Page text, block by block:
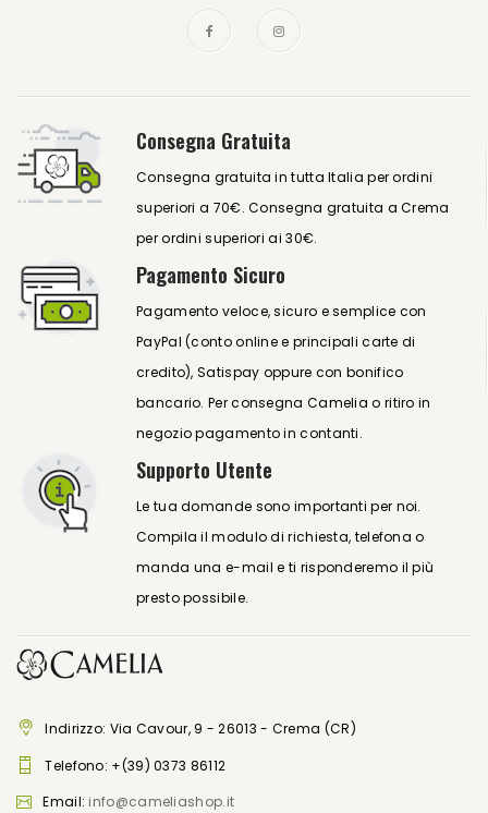
Consegna Gratuita
Consegna gratuita in tutta Italia per ordini
superiori a 70€. Consegna gratuita a Crema
per ordini superiori ai 30€.
Pagamento Sicuro
Pagamento veloce, sicuro e semplice con
PayPal (conto online e principali carte di
credito), Satispay oppure con bonifico
bancario. Per consegna Camelia o ritiro in
negozio pagamento in contanti.
Supporto Utente
Le tua domande sono importanti per noi.
Compila il modulo di richiesta, telefona o
manda una e-mail e ti risponderemo il più
presto possibile.
Indirizzo: Via Cavour, 9 - 26013 - Crema (CR)
Telefono: +(39) 0373 86112
Email: info@cameliashop.it